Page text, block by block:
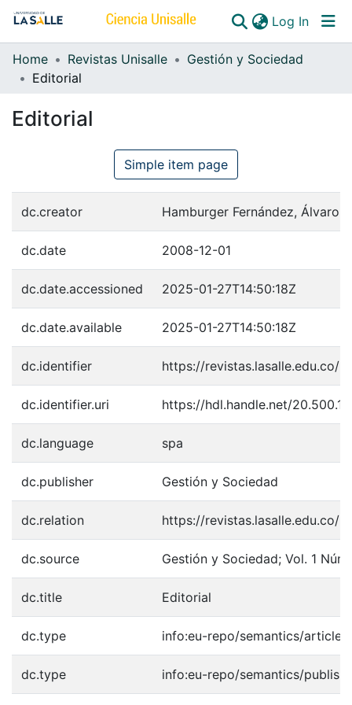
Log In
Communities & Collections
Home Revistas Unisalle
Gestión y Sociedad
Editorial
Editorial
Simple item page
dc.creator Hamburger Fernández, Álvaro
dc.date 2008-12-01
dc.date.accessioned 2025-01-27T14:50:18Z
dc.date.available 2025-01-27T14:50:18Z
dc.identifier https://revistas.lasalle.edu.co/
dc.identifier.uri https://hdl.handle.net/
dc.language spa
dc.publisher Gestión y Sociedad
dc.relation https://revistas.lasalle.edu.co/
dc.source Gestión y Sociedad; Vol. 1
dc.title Editorial
dc.type info:eu-repo/semantics/article
dc.type info:eu-repo/semantics/